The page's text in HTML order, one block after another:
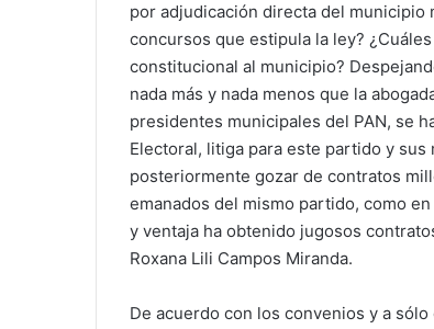
por adjudicación directa del
concursos que estipula la ley?
constitucional al municipio?
nada más y nada menos que la
presidentes municipales del PAN, se
Electoral, litiga para este partido y
posteriormente gozar de contratos
emanados del mismo partido, como
y ventaja ha obtenido jugosos
Roxana Lili Campos Miranda.
De acuerdo con los convenios y a